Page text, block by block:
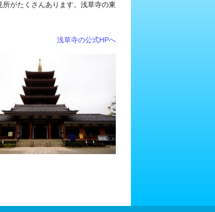
がたくさんあります。浅草寺の東
浅草寺の公式HPへ